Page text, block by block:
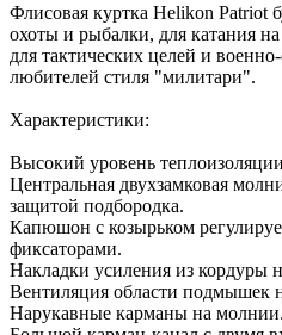
Флисовая куртка Helikon Patriot
охоты и рыбалки, для катания
для тактических целей и
любителей стиля "милитари".
Характеристики:
Высокий уровень
Центральная двухзамковая
защитой подбородка.
Капюшон с козырьком
фиксаторами.
Накладки усиления из кордуры
Вентиляция области подмышек
Нарукавные карманы на молнии.